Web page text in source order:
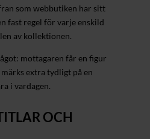
som webbutiken har sitt
fast regel för varje enskild
av kollektionen.
mottagaren får en figur
extra tydligt på en
i vardagen.
OCH